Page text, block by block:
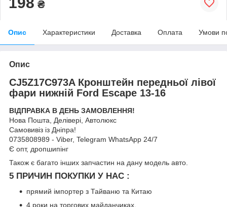
₴
Опис Характеристики Доставка Оплата Умови
Опис
CJ5Z17C973A Кронштейн передньої лівої
фари нижній Ford Escape 13-16
ВІДПРАВКА В ДЕНЬ ЗАМОВЛЕННЯ!
Нова Пошта, Делівері, Автолюкс
Самовивіз із Дніпра!
0735808989 - Viber, Telegram WhatsApp 24/7
Є опт, дропшипінг
Також є багато інших запчастин на дану модель авто.
5 ПРИЧИН ПОКУПКИ У НАС :
прямий імпортер з Тайваню та Китаю
4 роки на торгових майданчиках.